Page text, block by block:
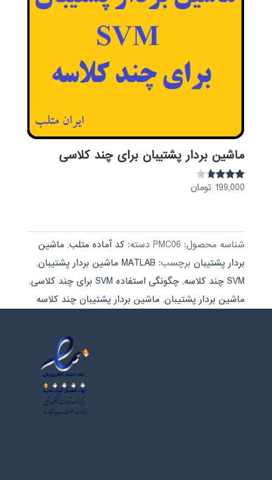
ماشین بردار پشتیبان برای چند کلاسی
نمره
199,000 تومان
شناسه محصول: PMC06 دسته: کد آماده متلب, ماشین
بردار پشتیبان برچسب: MATLAB ماشین بردار پشتیبان
,
SVM چند کلاسه
, چگونگی استفاده SVM برای چند کلاسی
,
ماشین بردار پشتیبان, ماشین بردار پشتیبان چند کلاسه